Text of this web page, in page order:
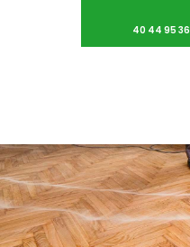
40 44 95 36